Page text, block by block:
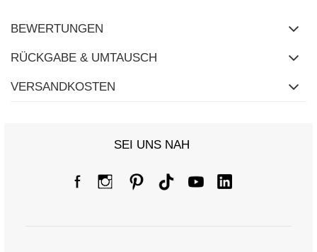
BEWERTUNGEN
RÜCKGABE & UMTAUSCH
VERSANDKOSTEN
SEI UNS NAH